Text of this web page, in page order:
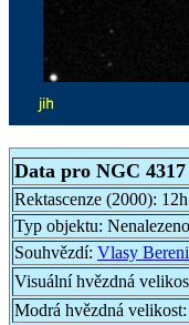
Data pro NGC 4317
Rektascenze (2000):
Typ objektu: Nenalezeno
Souhvězdí: Vlasy
Visuální hvězdná
Modrá hvězdná velikost: